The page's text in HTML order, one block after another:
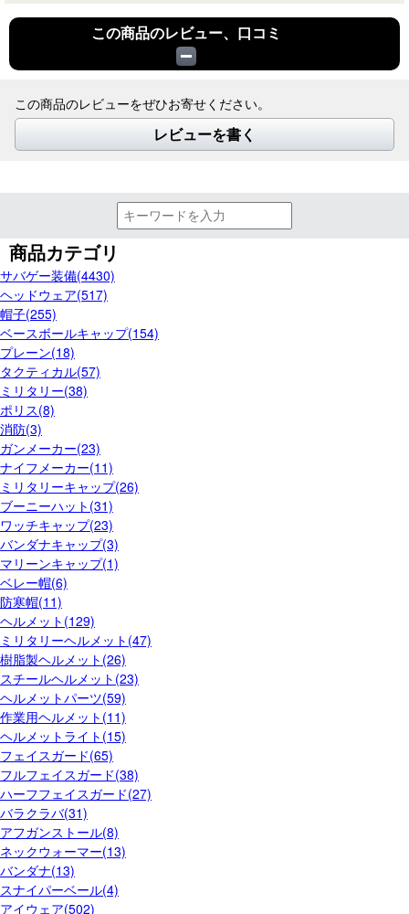
この商品のレビュー、口コミ
この商品のレビューをぜひお寄せください。
レビューを書く
商品カテゴリ
サバゲー装備(4430)
ヘッドウェア(517)
帽子(255)
ベースボールキャップ(154)
プレーン(18)
タクティカル(57)
ミリタリー(38)
ポリス(8)
消防(3)
ガンメーカー(23)
ナイフメーカー(11)
ミリタリーキャップ(26)
ブーニーハット(31)
ワッチキャップ(23)
バンダナキャップ(3)
マリーンキャップ(1)
ベレー帽(6)
防寒帽(11)
ヘルメット(129)
ミリタリーヘルメット(47)
樹脂製ヘルメット(26)
スチールヘルメット(23)
ヘルメットパーツ(59)
作業用ヘルメット(11)
ヘルメットライト(15)
フェイスガード(65)
フルフェイスガード(38)
ハーフフェイスガード(27)
バラクラバ(31)
アフガンストール(8)
ネックウォーマー(13)
バンダナ(13)
スナイパーベール(4)
アイウェア(502)